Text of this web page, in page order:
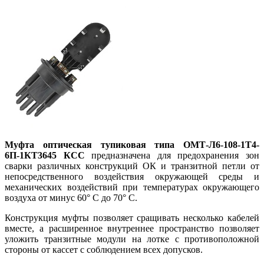
Муфта оптическая тупиковая типа ОМТ-Л6-108-1Т4-
6П-1КТ3645 КССпредназначена для предохранения зон
сварки различных конструкций ОК и транзитной петли от
непосредственного воздействия окружающей среды и
механических воздействий при температурах окружающего
воздуха от минус 60° С до 70° С.
Конструкция муфты позволяет сращивать несколько кабелей
вместе, а расширенное внутреннее пространство позволяет
уложить транзитные модули на лотке с противоположной
стороны от кассет с соблюдением всех допусков.